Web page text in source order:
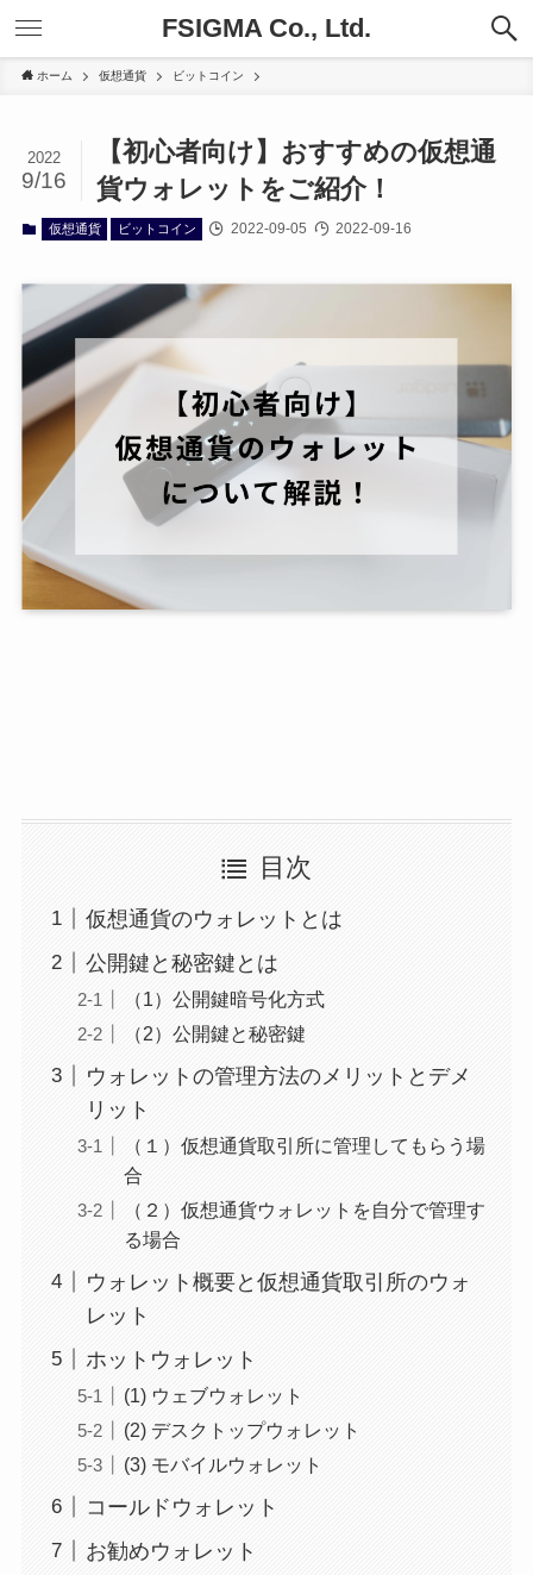
FSIGMA Co., Ltd.
ホーム 仮想通貨 ビットコイン
【初心者向け】おすすめの仮想通
貨ウォレットをご紹介！
2022
9/16
仮想通貨 ビットコイン 2022-09-05 2022-09-16
目次
仮想通貨のウォレットとは
公開鍵と秘密鍵とは
（1）公開鍵暗号化方式
（2）公開鍵と秘密鍵
ウォレットの管理方法のメリットとデメ
リット
（１）仮想通貨取引所に管理してもらう場
合
（２）仮想通貨ウォレットを自分で管理す
る場合
ウォレット概要と仮想通貨取引所のウォ
レット
ホットウォレット
(1) ウェブウォレット
(2) デスクトップウォレット
(3) モバイルウォレット
コールドウォレット
お勧めウォレット